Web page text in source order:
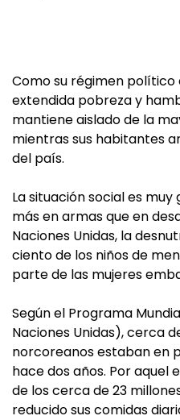
Como su régimen político
extendida pobreza y
mantiene aislado de la
mientras sus habitantes
del país.
La situación social es
más en armas que en
Naciones Unidas, la
ciento de los niños de
parte de las mujeres
Según el Programa
Naciones Unidas), cerca
norcoreanos estaban en
hace dos años. Por aquel
de los cerca de 23
reducido sus comidas